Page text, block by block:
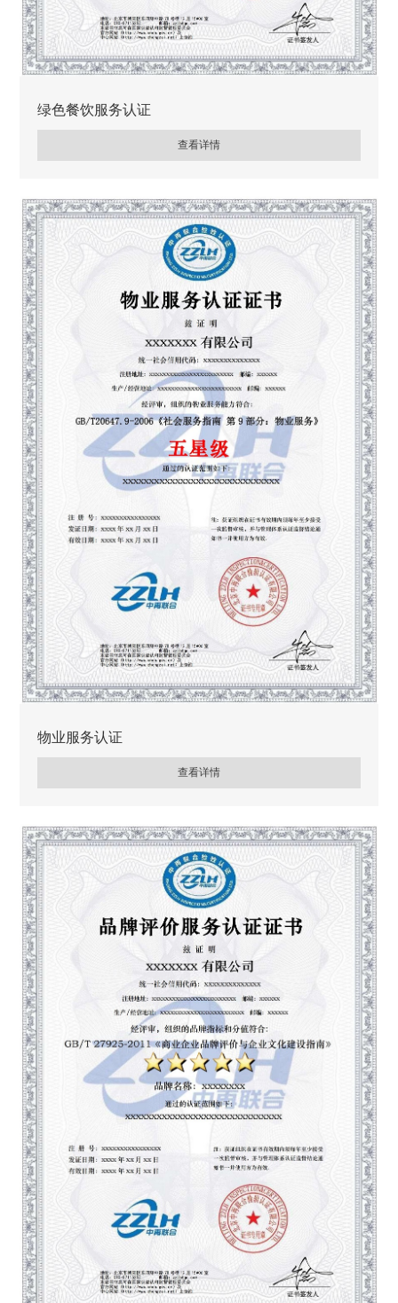
绿色餐饮服务认证
查看详情
物业服务认证
查看详情